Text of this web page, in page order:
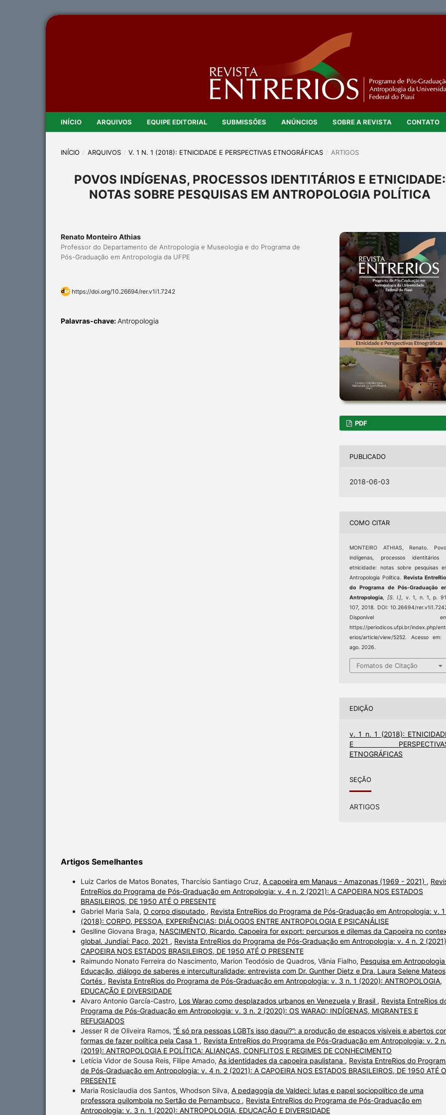
INÍCIO ARQUIVOS EQUIPE EDITORIAL SUBMISSÕES ANÚNCIOS SOBRE A REVISTA CONTATO
INÍCIO / ARQUIVOS / V. 1 N. 1 (2018): ETNICIDADE E PERSPECTIVAS ETNOGRÁFICAS / ARTIGOS
POVOS INDÍGENAS, PROCESSOS IDENTITÁRIOS E ETNICIDADE:
NOTAS SOBRE PESQUISAS EM ANTROPOLOGIA POLÍTICA
Renato Monteiro Athias
Professor do Departamento de Antropologia e Museologia e do Programa de
Pós-Graduação em Antropologia da UFPE
https://doi.org/10.26694/rer.v1i1.7242
Palavras-chave:Antropologia
PDF
PUBLICADO
2018-06-03
COMO CITAR
MONTEIRO ATHIAS, Renato.
indígenas, processos identitários
etnicidade: notas sobre pesquisas
Antropologia Política. Revista
do Programa de Pós-Graduação
Antropologia, [S. l.], v. 1, n. 1, p.
107, 2018. DOI: 10.26694/
Disponível
https://periodicos.ufpi.br/index.php/
erios/article/view/5252. Acesso em:
ago. 2026.
Fomatos de Citação
EDIÇÃO
v. 1 n. 1 (2018):
E
ETNOGRÁFICAS
SEÇÃO
ARTIGOS
Artigos Semelhantes
Luiz Carlos de Matos Bonates, Tharcísio Santiago Cruz, A capoeira em Manaus - Amazonas (1969 - 2021) ,
EntreRios do Programa de Pós-Graduação em Antropologia: v. 4 n. 2 (2021): A CAPOEIRA NOS ESTADOS
BRASILEIROS, DE 1950 ATÉ O PRESENTE
Gabriel Maria Sala, O corpo disputado , Revista EntreRios do Programa de Pós-Graduação em Antropologia: v.
(2018): CORPO, PESSOA, EXPERIÊNCIAS: DIÁLOGOS ENTRE ANTROPOLOGIA E PSICANÁLISE
Geslline Giovana Braga, NASCIMENTO, Ricardo. Capoeira for export: percursos e dilemas da Capoeira no
global. Jundiaí: Paco, 2021 , Revista EntreRios do Programa de Pós-Graduação em Antropologia: v. 4 n. 2
CAPOEIRA NOS ESTADOS BRASILEIROS, DE 1950 ATÉ O PRESENTE
Raimundo Nonato Ferreira do Nascimento, Marion Teodósio de Quadros, Vânia Fialho, Pesquisa em
Educação, diálogo de saberes e interculturalidade: entrevista com Dr. Gunther Dietz e Dra. Laura Selene Mateos
Cortés , Revista EntreRios do Programa de Pós-Graduação em Antropologia: v. 3 n. 1 (2020): ANTROPOLOGIA,
EDUCAÇÃO E DIVERSIDADE
Alvaro Antonio García-Castro, Los Warao como desplazados urbanos en Venezuela y Brasil , Revista EntreRios
Programa de Pós-Graduação em Antropologia: v. 3 n. 2 (2020): OS WARAO: INDÍGENAS, MIGRANTES E
REFUGIADOS
Jesser R de Oliveira Ramos, “É só pra pessoas LGBTs isso daqui?”: a produção de espaços visíveis e abertos
formas de fazer política pela Casa 1 , Revista EntreRios do Programa de Pós-Graduação em Antropologia: v. 2
(2019): ANTROPOLOGIA E POLÍTICA: ALIANÇAS, CONFLITOS E REGIMES DE CONHECIMENTO
Letícia Vidor de Sousa Reis, Filipe Amado, As identidades da capoeira paulistana , Revista EntreRios do
de Pós-Graduação em Antropologia: v. 4 n. 2 (2021): A CAPOEIRA NOS ESTADOS BRASILEIROS, DE 1950 ATÉ O
PRESENTE
Maria Rosiclaudia dos Santos, Whodson Silva, A pedagogia de Valdeci: lutas e papel sociopolítico de uma
professora quilombola no Sertão de Pernambuco , Revista EntreRios do Programa de Pós-Graduação em
Antropologia: v. 3 n. 1 (2020): ANTROPOLOGIA, EDUCAÇÃO E DIVERSIDADE